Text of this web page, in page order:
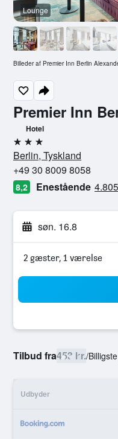
Premier Inn
Hotel
3 stjerner
Berlin, Tyskland
+49 30 8009 8058
8,2 Enestående
søn. 16.8
2 gæster, 1 værelse
Tilbud fra453 kr./
Udbyder
Lounge
Billeder af Premier Inn Berlin